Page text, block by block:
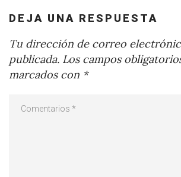
DEJA UNA RESPUESTA
Tu dirección de correo
publicada. Los campos
marcados con *